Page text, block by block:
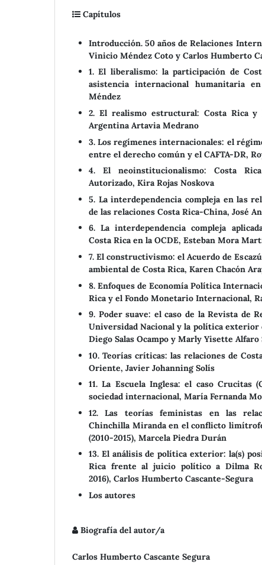
Capítulos
Introducción. 50 años de Relaciones
Vinicio Méndez Coto y Carlos Humberto
1. El liberalismo: la participación de
asistencia internacional humanitaria
Méndez
2. El realismo estructural: Costa Rica y
Argentina Artavia Medrano
3. Los regímenes internacionales: el
entre el derecho común y el CAFTA-DR,
4. El neoinstitucionalismo: Costa
Autorizado, Kira Rojas Noskova
5. La interdependencia compleja en las
de las relaciones Costa Rica-China, José
6. La interdependencia compleja
Costa Rica en la OCDE, Esteban Mora
7. El constructivismo: el Acuerdo de
ambiental de Costa Rica, Karen Chacón
8. Enfoques de Economía Política
Rica y el Fondo Monetario Internacional,
9. Poder suave: el caso de la Revista de
Universidad Nacional y la política exterior
Diego Salas Ocampo y Marly Yisette Alfaro
10. Teorías críticas: las relaciones de
Oriente, Javier Johanning Solís
11. La Escuela Inglesa: el caso Crucitas
sociedad internacional, María Fernanda
12. Las teorías feministas en las
Chinchilla Miranda en el conflicto
(2010-2015), Marcela Piedra Durán
13. El análisis de política exterior: la(s)
Rica frente al juicio político a Dilma
2016), Carlos Humberto Cascante-Segura
Los autores
Biografía del autor/a
Carlos Humberto Cascante Segura